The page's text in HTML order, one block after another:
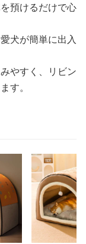
預けるだけで心
犬が簡単に出入
やすく、リビン
す。